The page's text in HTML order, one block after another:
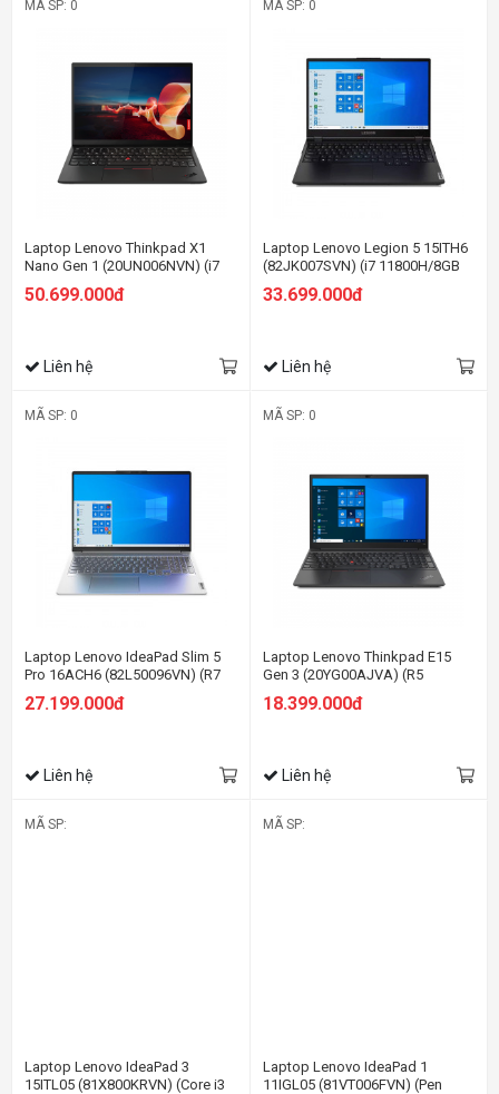
MÃ SP: 0
Laptop Lenovo Thinkpad X1
Nano Gen 1 (20UN006NVN) (i7
2K/Win11 Pro/Đen)
50.699.000đ
Liên hệ
MÃ SP: 0
Laptop Lenovo Legion 5 15ITH6
(82JK007SVN) (i7 11800H/8GB
165hz/RTX 3050Ti
33.699.000đ
Liên hệ
MÃ SP: 0
Laptop Lenovo IdeaPad Slim 5
Pro 16ACH6 (82L50096VN) (R7
5800H/16GB RAM/512GB
SSD/16 WQXGA 120Hz/GTX
27.199.000đ
Liên hệ
MÃ SP: 0
Laptop Lenovo Thinkpad E15
Gen 3 (20YG00AJVA) (R5
5500U/8GB RAM/512GB
SSD/15.6 FHD/Dos/Đen)
18.399.000đ
Liên hệ
MÃ SP:
Laptop Lenovo IdeaPad 3
15ITL05 (81X800KRVN) (Core i3
MÃ SP:
Laptop Lenovo IdeaPad 1
11IGL05 (81VT006FVN) (Pen